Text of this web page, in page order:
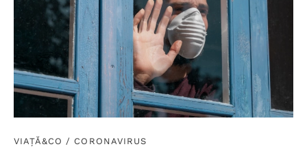
VIAȚĂ&CO / CORONAVIRUS